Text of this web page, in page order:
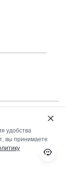
удобства
вы принимаете